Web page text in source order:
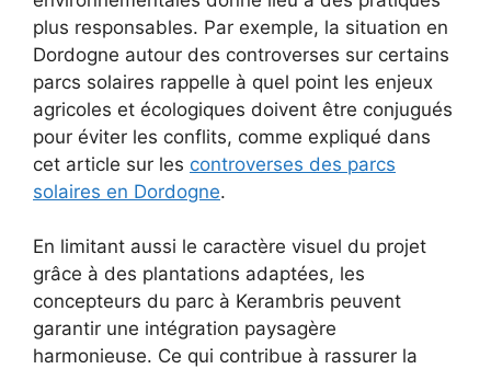
plus responsables. Par exemple, la situation en
Dordogne autour des controverses sur certains
parcs solaires rappelle à quel point les enjeux
agricoles et écologiques doivent être conjugués
pour éviter les conflits, comme expliqué dans
cet article sur les controverses des parcs
solaires en Dordogne.
En limitant aussi le caractère visuel du projet
grâce à des plantations adaptées, les
concepteurs du parc à Kerambris peuvent
garantir une intégration paysagère
harmonieuse. Ce qui contribue à rassurer la